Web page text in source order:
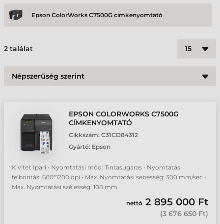
Epson ColorWorks C7500G címkenyomtató
2 találat
EPSON COLORWORKS C7500G
CÍMKENYOMTATÓ
Cikkszám: C31CD84312
Gyártó: Epson
Kivitel: Ipari • Nyomtatási mód: Tintasugaras • Nyomtatási
felbontás: 600*1200 dpi • Max. Nyomtatási sebesség: 300 mm/sec •
Max. Nyomtatási szélesség: 108 mm
nettó 2 895 000 Ft
(3 676 650 Ft)